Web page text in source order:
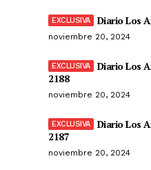
Diario Los
noviembre 20, 2024
Diario Los
2188
noviembre 20, 2024
Diario Los
2187
noviembre 20, 2024